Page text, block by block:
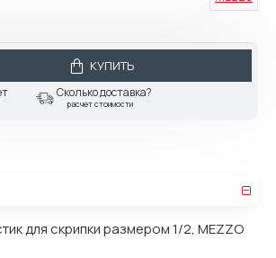
КУПИТЬ
Сколько доставка?
расчет стоимости
для скрипки размером 1/2, MEZZO